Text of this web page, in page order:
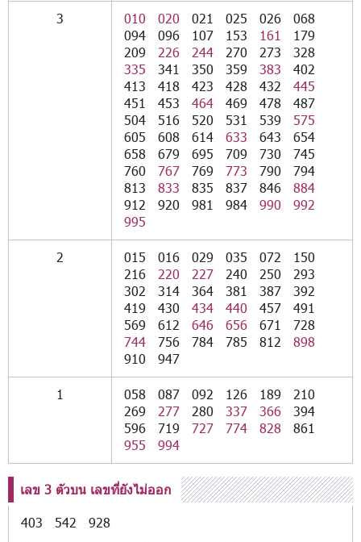
3 010 020 021 025 026
068
094
096 107 153 161
179
209
226 244 270 273
328
335
341 350 359 383
402
413
418 423 428 432
445
451
453 464 469 478
487
504
516 520 531 539
575
605
608 614 633 643
654
658
679 695 709 730
745
760
767 769 773 790
794
813
833 835 837 846
884
912
920 981 984 990
992
995
2 015 016 029 035 072
150
216
220 227 240 250
293
302
314 364 381 387
392
419
430 434 440 457
491
569
612 646 656 671
728
744
756 784 785 812
898
910
947
1 058 087 092 126 189
210
269
277 280 337 366
394
596
719 727 774 828
861
955
994
เลข 3 ตัวบน เลขที่ยังไม่ออก
403
542
928